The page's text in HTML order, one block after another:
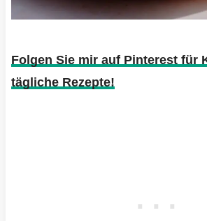
Folgen Sie mir auf Pinterest für
tägliche Rezepte!